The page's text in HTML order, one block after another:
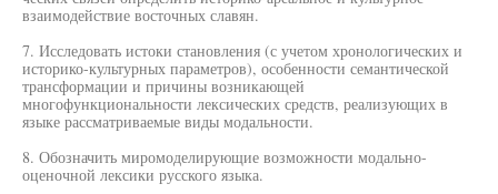
взаимодействие восточных славян.
7. Исследовать истоки становления (с учетом хронологических и
историко-культурных параметров), особенности семантической
трансформации и причины возникающей
многофункциональности лексических средств, реализующих в
языке рассматриваемые виды модальности.
8. Обозначить миромоделирующие возможности модально-
оценочной лексики русского языка.